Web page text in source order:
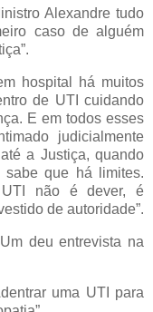
Alexandre tudo
caso de alguém
hospital há muitos
de UTI cuidando
E em todos esses
judicialmente
a Justiça, quando
que há limites.
não é dever, é
de autoridade”.
deu entrevista na
uma UTI para